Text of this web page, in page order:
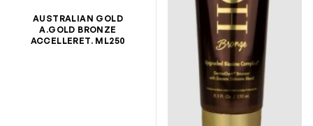
AUSTRALIAN GOLD
A.GOLD BRONZE
ACCELLERET. ML250